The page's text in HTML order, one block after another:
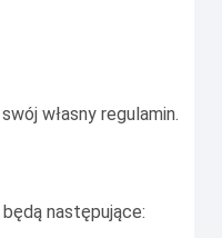
własny regulamin.
następujące: